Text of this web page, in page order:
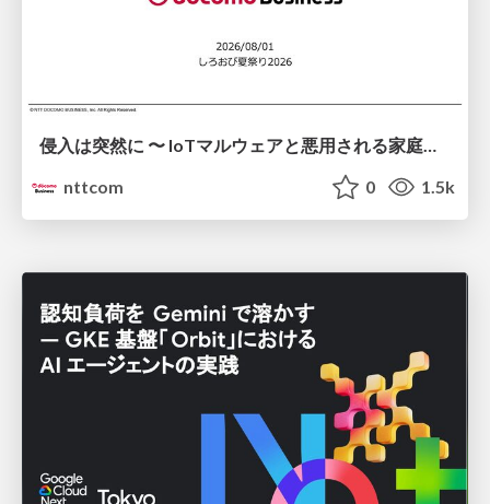
侵入は突然に 〜 IoTマルウェアと悪用される家庭の機器 ～ / When Intrusion Strikes: IoT Malware and the Abuse of Home Devices
nttcom
0 1.5k